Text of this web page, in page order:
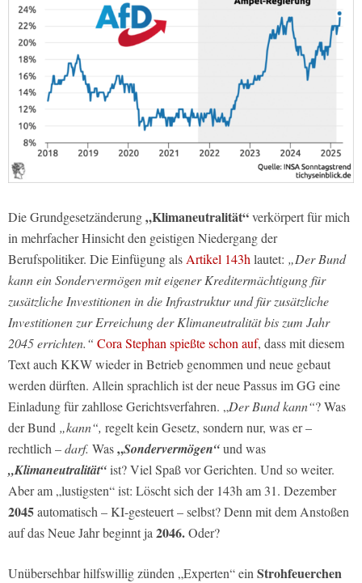
Die Grundgesetzänderung„Klimaneutralität“verkörpert für mich
in mehrfacher Hinsicht den geistigen Niedergang der
Berufspolitiker. Die Einfügung als Artikel 143h lautet: „Der Bund
kann ein Sondervermögen mit eigener Kreditermächtigung für
zusätzliche Investitionen in die Infrastruktur und für zusätzliche
Investitionen zur Erreichung der Klimaneutralität bis zum Jahr
2045 errichten.“ Cora Stephan spießte schon auf, dass mit diesem
Text auch KKW wieder in Betrieb genommen und neue gebaut
werden dürften. Allein sprachlich ist der neue Passus im GG eine
Einladung für zahllose Gerichtsverfahren. „Der Bund kann“? Was
der Bund „kann“, regelt kein Gesetz, sondern nur, was er –
rechtlich –darf. Was„Sondervermögen“und was
„Klimaneutralität“ist? Viel Spaß vor Gerichten. Und so weiter.
Aber am „lustigsten“ ist: Löscht sich der 143h am 31. Dezember
2045automatisch – KI-gesteuert – selbst? Denn mit dem Anstoßen
auf das Neue Jahr beginnt ja 2046.Oder?
Unübersehbar hilfswillig zünden „Experten“ ein Strohfeuerchen